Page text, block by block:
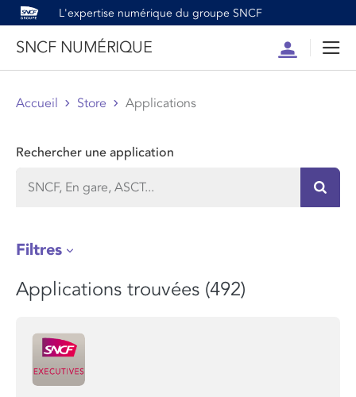
L'expertise numérique du groupe SNCF
SNCF NUMÉRIQUE
Compte
Accueil Store Applications
Rechercher une application
Filtres
Applications trouvées (492)